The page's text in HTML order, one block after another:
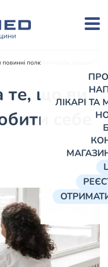
ЛІКАРІ
полюбити себе більше?
що ви
себе